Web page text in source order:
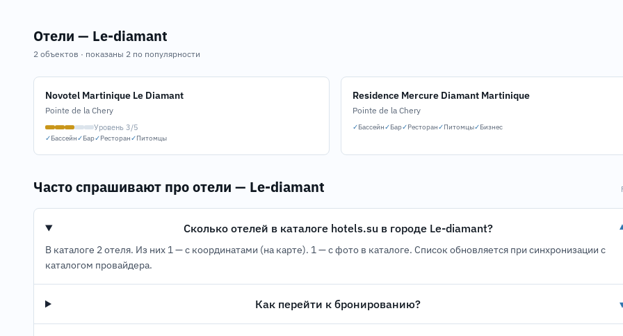
Отели — Le-diamant
2 объектов · показаны 2 по популярности
Novotel Martinique Le Diamant
Pointe de la Chery
Уровень 3/5
✓Бассейн✓Бар✓Ресторан✓Питомцы
Residence Mercure Diamant Martinique
Pointe de la Chery
✓Бассейн✓Бар✓Ресторан✓Питомцы✓Бизнес
Часто спрашивают про отели — Le-diamant
Сколько отелей в каталоге hotels.su в городе Le-diamant?
В каталоге 2 отеля. Из них 1 — с координатами (на карте). 1 — с фото в каталоге. Список обновляется при синхронизации с
каталогом провайдера.
Как перейти к бронированию?